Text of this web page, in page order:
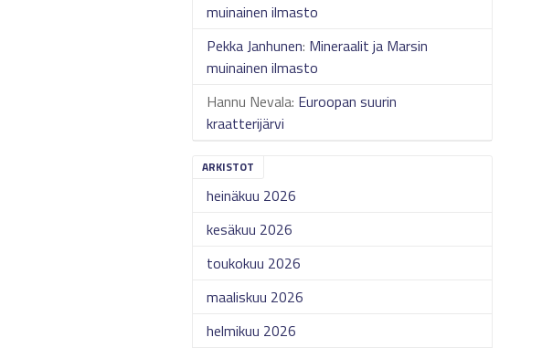
muinainen ilmasto
Pekka Janhunen: Mineraalit ja Marsin
muinainen ilmasto
Hannu Nevala: Euroopan suurin
kraatterijärvi
ARKISTOT
heinäkuu 2026
kesäkuu 2026
toukokuu 2026
maaliskuu 2026
helmikuu 2026